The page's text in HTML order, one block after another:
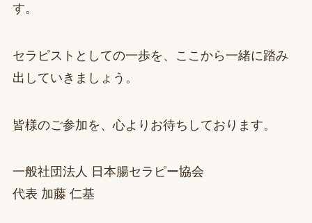
す。
セラピストとしての一歩を、ここから一緒に踏み
出していきましょう。
皆様のご参加を、心よりお待ちしております。
一般社団法人 日本腸セラピー協会
代表 加藤 仁基